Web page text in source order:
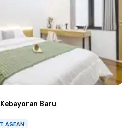
Baru
ASEAN